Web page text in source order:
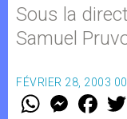
Sous la
Samuel
FÉVRIER 28, 2003
W M
e
F
a